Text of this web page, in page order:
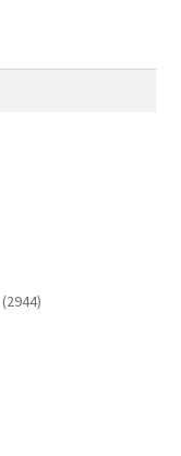
29442944